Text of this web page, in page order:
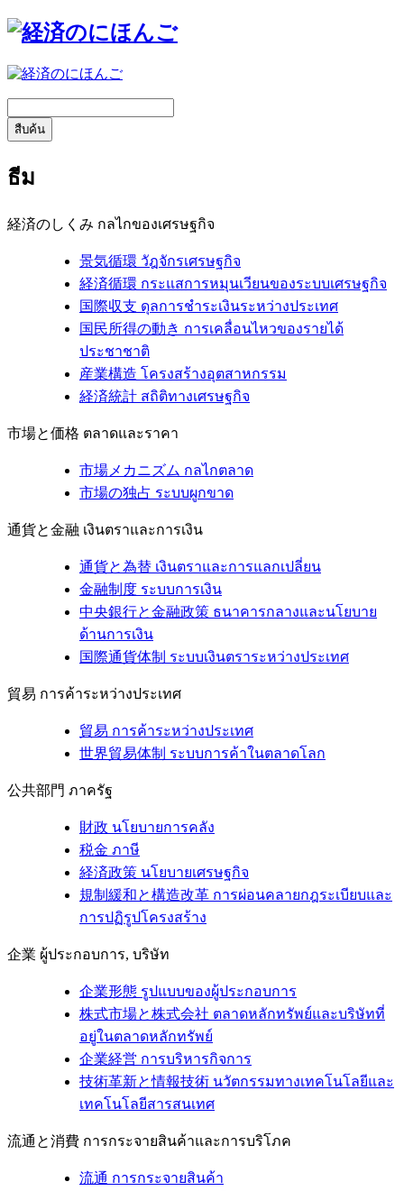
สืบค้น
ธีม
経済のしくみ กลไกของเศรษฐกิจ
景気循環 วัฎจักรเศรษฐกิจ
経済循環 กระแสการหมุนเวียนของระบบเศรษฐกิจ
国際収支 ดุลการชำระเงินระหว่างประเทศ
国民所得の動き การเคลื่อนไหวของรายได้
ประชาชาติ
産業構造 โครงสร้างอุตสาหกรรม
経済統計 สถิติทางเศรษฐกิจ
市場と価格 ตลาดและราคา
市場メカニズム กลไกตลาด
市場の独占 ระบบผูกขาด
通貨と金融 เงินตราและการเงิน
通貨と為替 เงินตราและการแลกเปลี่ยน
金融制度 ระบบการเงิน
中央銀行と金融政策 ธนาคารกลางและนโยบาย
ด้านการเงิน
国際通貨体制 ระบบเงินตราระหว่างประเทศ
貿易 การค้าระหว่างประเทศ
貿易 การค้าระหว่างประเทศ
世界貿易体制 ระบบการค้าในตลาดโลก
公共部門 ภาครัฐ
財政 นโยบายการคลัง
税金 ภาษี
経済政策 นโยบายเศรษฐกิจ
規制緩和と構造改革 การผ่อนคลายกฎระเบียบและ
การปฏิรูปโครงสร้าง
企業 ผู้ประกอบการ, บริษัท
企業形態 รูปแบบของผู้ประกอบการ
株式市場と株式会社 ตลาดหลักทรัพย์และบริษัทที่
อยู่ในตลาดหลักทรัพย์
企業経営 การบริหารกิจการ
技術革新と情報技術 นวัตกรรมทางเทคโนโลยีและ
เทคโนโลยีสารสนเทศ
流通と消費 การกระจายสินค้าและการบริโภค
流通 การกระจายสินค้า